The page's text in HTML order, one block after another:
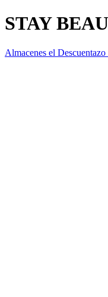
STAY
Almacenes el Descuentazo